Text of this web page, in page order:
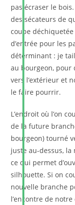
pas écraser le
des sécateurs de
coupe
d’entrée pour les
déterminant : je
au bourgeon, pour
vers l’extérieur et
le faire pourrir.
L’endroit où l’on
de la future
bourgeon) tourné
juste au-dessus, la
ce qui permet
silhouette. Si on
nouvelle branche
l’encontre de